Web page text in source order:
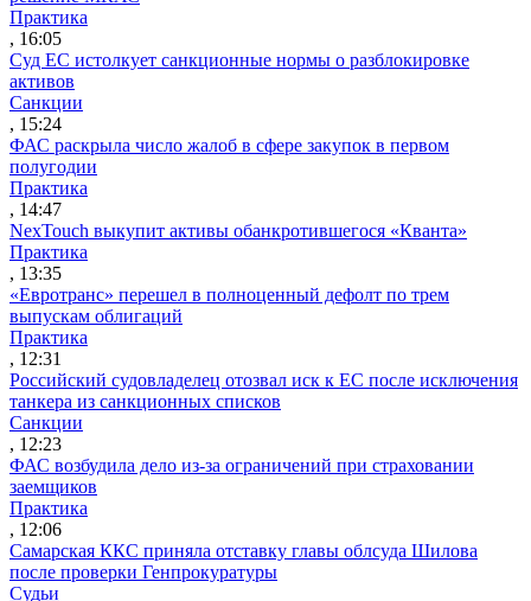
Практика
, 16:05
Суд ЕС истолкует санкционные нормы о разблокировке
активов
Санкции
, 15:24
ФАС раскрыла число жалоб в сфере закупок в первом
полугодии
Практика
, 14:47
NexTouch выкупит активы обанкротившегося «Кванта»
Практика
, 13:35
«Евротранс» перешел в полноценный дефолт по трем
выпускам облигаций
Практика
, 12:31
Российский судовладелец отозвал иск к ЕС после исключения
танкера из санкционных списков
Санкции
, 12:23
ФАС возбудила дело из-за ограничений при страховании
заемщиков
Практика
, 12:06
Самарская ККС приняла отставку главы облсуда Шилова
после проверки Генпрокуратуры
Судьи